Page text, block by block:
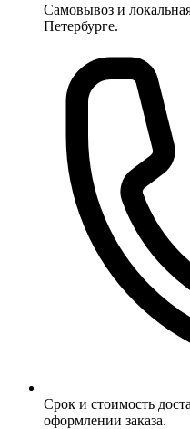
Самовывоз и
Петербурге.
Срок и стоимость
оформлении заказа.